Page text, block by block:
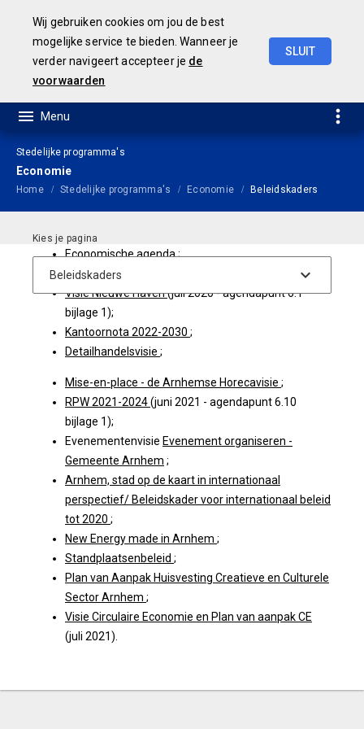
Wij gebruiken cookies om jou de best
mogelijke service te bieden. Wanneer je
verder navigeert accepteer je de
voorwaarden
SLUIT
Stedelijke programma's
Economie
Home Stedelijke programma's Economie Beleidskaders
Economische agenda;
Visie werklocaties
Visie Nieuwe Haven(juli 2020 - agendapunt 6.1
bijlage 1);
Kantoornota 2022-2030 ;
Detailhandelsvisie ;
Mise-en-place - de Arnhemse Horecavisie ;
RPW 2021-2024(juni 2021 - agendapunt 6.10
bijlage 1);
Evenementenvisie Evenement organiseren -
Gemeente Arnhem ;
Arnhem, stad op de kaart in internationaal
perspectief/ Beleidskader voor internationaal beleid
tot 2020 ;
New Energy made in Arnhem ;
Standplaatsenbeleid ;
Plan van Aanpak Huisvesting Creatieve en Culturele
Sector Arnhem ;
Visie Circulaire Economie en Plan van aanpak CE
(juli 2021).